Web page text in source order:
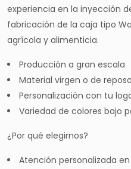
experiencia en la inyección
fabricación de la caja tipo
agrícola y alimenticia.
Producción a gran escala
Material virgen o de reposo
Personalización con tu
Variedad de colores bajo
¿Por qué elegirnos?
Atención personalizada